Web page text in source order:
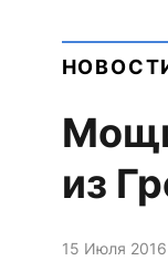
из
15 Июля